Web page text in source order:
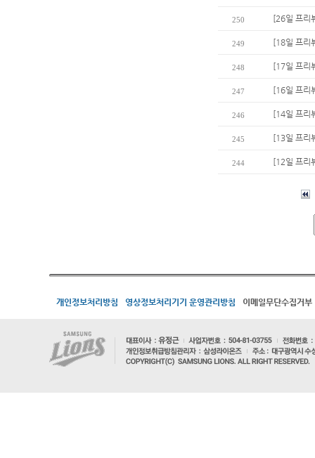
250 [26일 프리
249 [18일 프리
248 [17일 프리
247 [16일 프리
246 [14일 프리
245 [13일 프리
244 [12일 프리
개인정보처리방침 영상정보처리기기 운영관리방침 이메일무단수집거부